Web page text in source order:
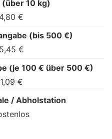
10 kg)
4,80 €
(bis 500 €)
5,45 €
(je 100 € über 500 €)
1,09 €
/ Abholstation